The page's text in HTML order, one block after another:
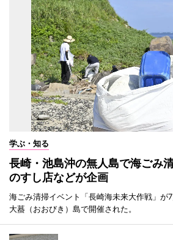
学ぶ・知る
長崎・池島沖の無人島で海ごみ
のすし店などが企画
海ごみ清掃イベント「長崎海未来大作戦」が
大蟇（おおびき）島で開催された。